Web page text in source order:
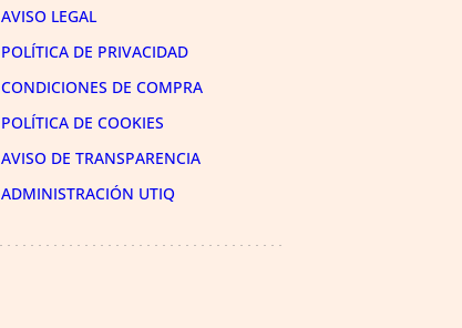
AVISO LEGAL
POLÍTICA DE PRIVACIDAD
CONDICIONES DE COMPRA
POLÍTICA DE COOKIES
AVISO DE TRANSPARENCIA
ADMINISTRACIÓN UTIQ